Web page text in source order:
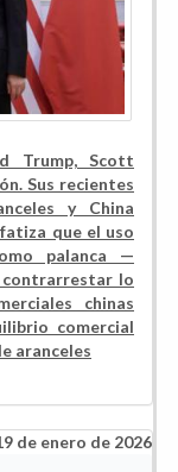
Trump, Scott
Sus recientes
y China
que el uso
palanca —
contrarrestar lo
chinas
comercial
aranceles
de enero de 2026